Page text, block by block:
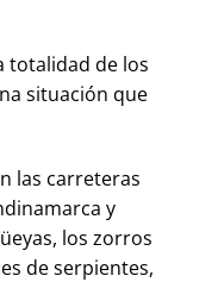
totalidad de los
situación que
las carreteras
y
los zorros
de serpientes,